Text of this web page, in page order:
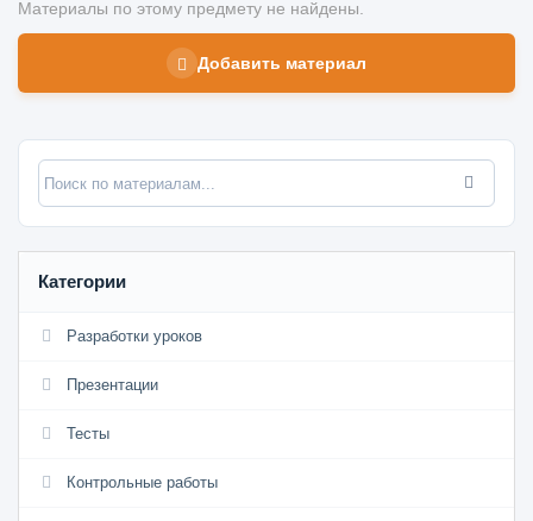
Материалы по этому предмету не найдены.
Добавить материал
Категории
Разработки уроков
Презентации
Тесты
Контрольные работы